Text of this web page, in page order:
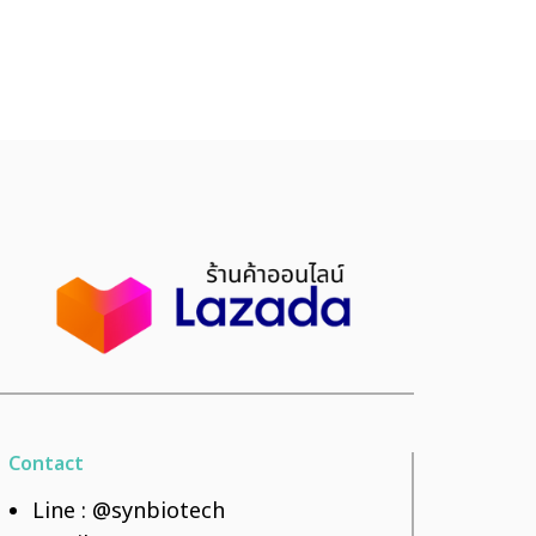
Contact
Line : @synbiotech